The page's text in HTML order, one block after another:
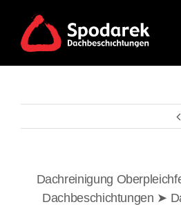
content
Dachreinigung
Dachbeschichtungen ➤